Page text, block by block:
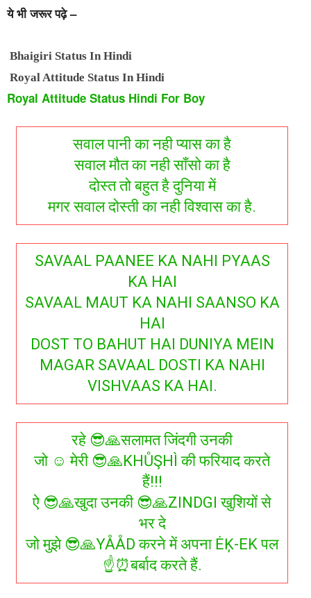
ये भी जरूर पढ़े –
Bhaigiri Status In Hindi
Royal Attitude Status In Hindi
Royal Attitude Status Hindi For Boy
सवाल पानी का नही प्यास का है
सवाल मौत का नही साँसो का है
दोस्त तो बहुत है दुनिया में
मगर सवाल दोस्ती का नही विश्वास का है.
SAVAAL PAANEE KA NAHI PYAAS
KA HAI
SAVAAL MAUT KA NAHI SAANSO KA
HAI
DOST TO BAHUT HAI DUNIYA MEIN
MAGAR SAVAAL DOSTI KA NAHI
VISHVAAS KA HAI.
रहे 😎🙏सलामत जिंदगी उनकी
जो ☺ मेरी 😎🙏KHŮŞHÌ की फरियाद करते
हैं!!!
ऐ 😎🙏खुदा उनकी 😎🙏ZINDGI खुशियों से
भर दे
जो मुझे 😎🙏YÅÅD करने में अपना ĖĶ-EK पल
☝⏰बर्बाद करते हैं.